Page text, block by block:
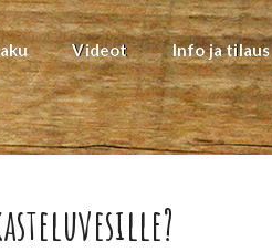
Videot Info ja tilaus